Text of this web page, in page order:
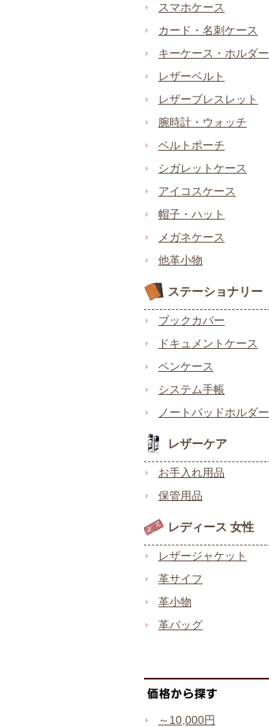
スマホケース
カード・名刺ケース
キーケース・ホルダー
レザーベルト
レザーブレスレット
腕時計・ウォッチ
ベルトポーチ
シガレットケース
アイコスケース
帽子・ハット
メガネケース
他革小物
ステーショナリー
ブックカバー
ドキュメントケース
ペンケース
システム手帳
ノートパッドホルダー
レザーケア
お手入れ用品
保管用品
レディース 女性
レザージャケット
革サイフ
革小物
革バッグ
～10,000円